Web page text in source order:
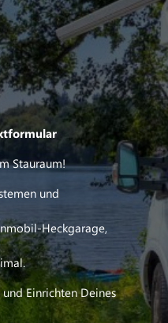
Stauraum!
und
Heckgarage,
Einrichten Deines